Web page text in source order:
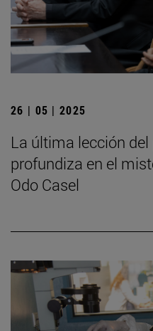
26 | 05 | 2025
La última lección
profundiza en el
Odo Casel